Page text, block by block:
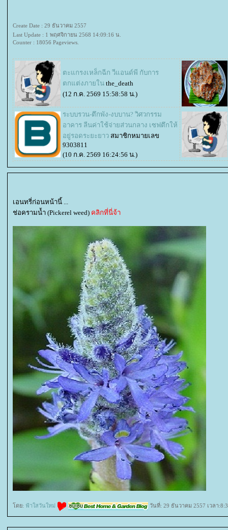
Create Date : 29 ธันวาคม 2557
Last Update : 1 พฤศจิกายน 2568 14:09:16 น.
Counter : 18056 Pageviews.
ตะแกรงเหล็กฉีก วีแอนด์พี กับการ
ตกแต่งภายใน the_death
(12 ก.ค. 2569 15:58:58 น.)
ระบบรวน-ตึกพัง-งบบาน? วิศวกรรม
อาคาร ลีนค่าใช้จ่ายส่วนกลาง เซฟตึกให้
อยู่รอดระยะยาว สมาชิกหมายเลข
9303811
(10 ก.ค. 2569 16:24:56 น.)
เอนทรี่ก่อนหน้านี้ ...
ช่อครามน้ำ (Pickerel weed) คลิกที่นี่จ้า
ดย: ฟ้าใสวันใหม่ วันที่: 29 ธันวาคม 2557 เวลา